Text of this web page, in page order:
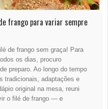
frango para variar sempre
de frango sem graça! Para
os dias, procuro
preparo. Ao longo do tempo
tradicionais, adaptações e
original na mesa, reuni
o filé de frango — e